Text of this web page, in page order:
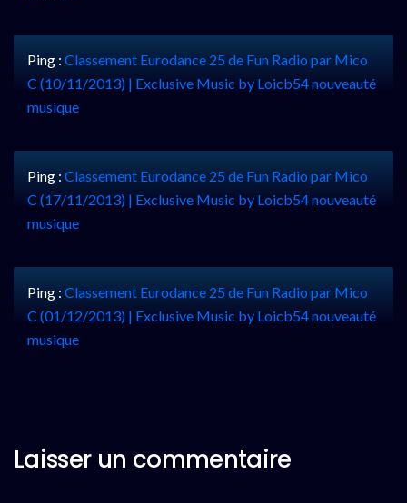
Ping : Classement Eurodance 25 de Fun Radio par Mico
C (10/11/2013) | Exclusive Music by Loicb54 nouveauté
musique
Ping : Classement Eurodance 25 de Fun Radio par Mico
C (17/11/2013) | Exclusive Music by Loicb54 nouveauté
musique
Ping : Classement Eurodance 25 de Fun Radio par Mico
C (01/12/2013) | Exclusive Music by Loicb54 nouveauté
musique
Laisser un commentaire